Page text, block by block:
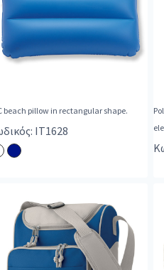
beach pillow in rectangular shape.
IT1628